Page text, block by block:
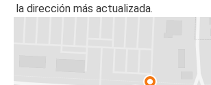
la dirección más actualizada.